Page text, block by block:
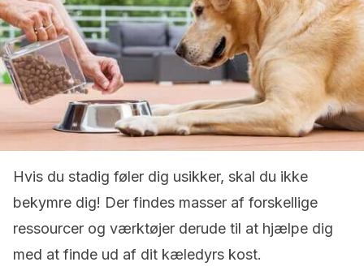
Hvis du stadig føler dig usikker, skal du ikke
bekymre dig! Der findes masser af forskellige
ressourcer og værktøjer derude til at hjælpe dig
med at finde ud af dit kæledyrs kost.